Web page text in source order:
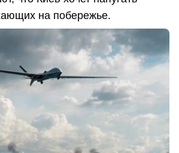
на побережье.